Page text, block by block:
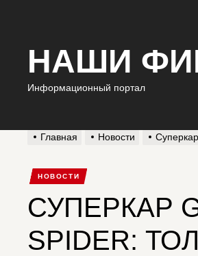
НАШИ
Информационный портал
Главная Новости
НОВОСТИ
СУПЕРКАР
SPIDER: